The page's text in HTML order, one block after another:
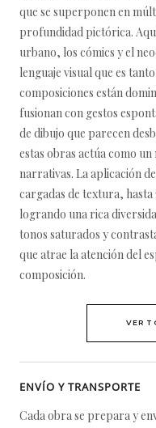
que se superponen en
profundidad pictórica.
urbano, los cómics y el
lenguaje visual que es
composiciones están
fusionan con gestos
de dibujo que parecen
estas obras actúa como
narrativas. La aplicación
cargadas de textura,
logrando una rica
tonos saturados y
que atrae la atención del
composición.
VER
ENVÍO Y TRANSPORTE
Cada obra se prepara y